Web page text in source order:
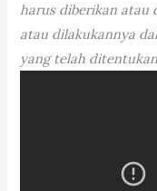
harus diberikan atau
atau dilakukannya
yang telah